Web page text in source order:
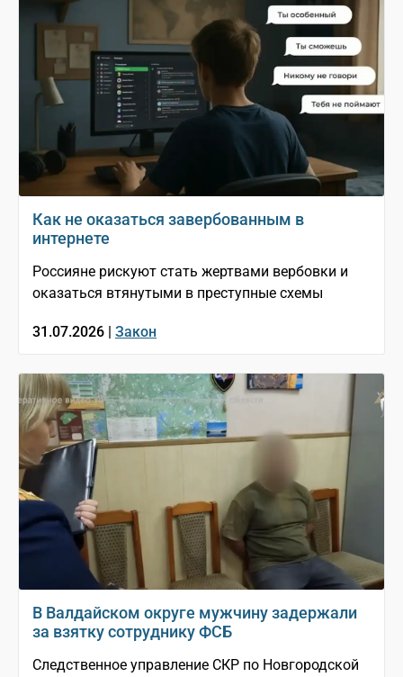
Как не оказаться завербованным в
интернете
Россияне рискуют стать жертвами вербовки и
оказаться втянутыми в преступные схемы
31.07.2026 | Закон
В Валдайском округе мужчину задержали
за взятку сотруднику ФСБ
Следственное управление СКР по Новгородской